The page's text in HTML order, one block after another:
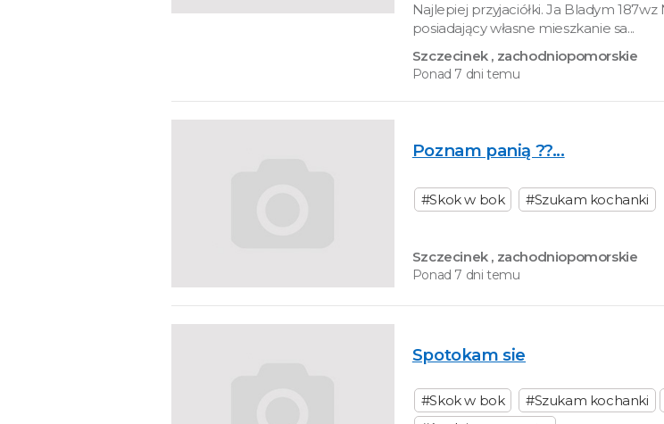
Najlepiej przyjaciółki. Ja Bladym
posiadający własne mieszkanie sa...
Szczecinek , zachodniopomorskie
Ponad 7 dni temu
Poznam panią ??...
#Skok w bok #Szukam kochanki
Szczecinek , zachodniopomorskie
Ponad 7 dni temu
Spotokam sie
#Skok w bok #Szukam kochanki